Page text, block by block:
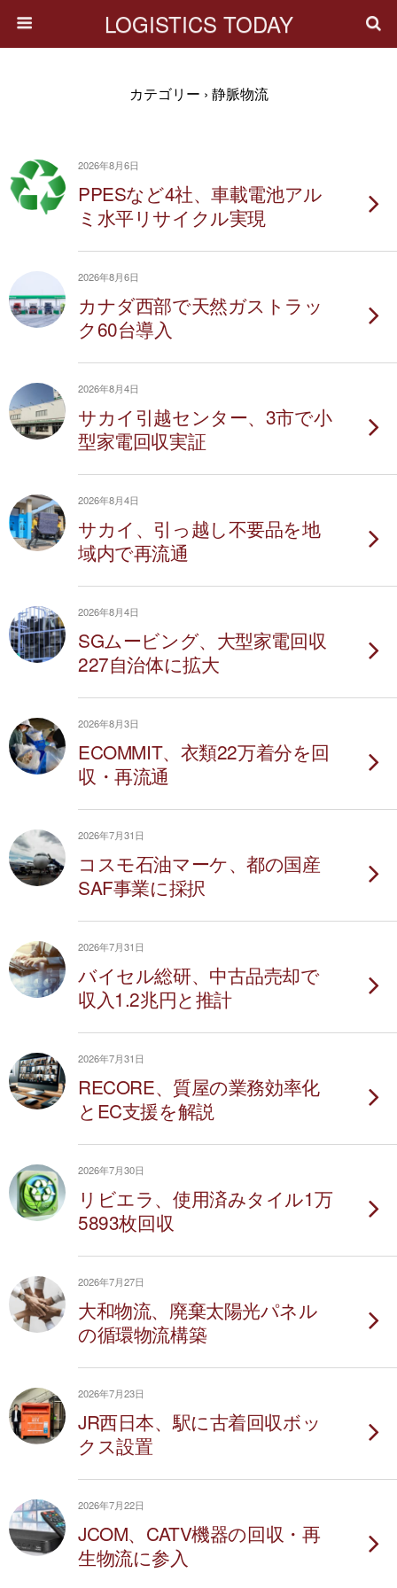
LOGISTICS TODAY
カテゴリー › 静脈物流
2026年8月6日
PPESなど4社、車載電池アル
ミ水平リサイクル実現
2026年8月6日
カナダ西部で天然ガストラッ
ク60台導入
2026年8月4日
サカイ引越センター、3市で小
型家電回収実証
2026年8月4日
サカイ、引っ越し不要品を地
域内で再流通
2026年8月4日
SGムービング、大型家電回収
227自治体に拡大
2026年8月3日
ECOMMIT、衣類22万着分を回
収・再流通
2026年7月31日
コスモ石油マーケ、都の国産
SAF事業に採択
2026年7月31日
バイセル総研、中古品売却で
収入1.2兆円と推計
2026年7月31日
RECORE、質屋の業務効率化
とEC支援を解説
2026年7月30日
リビエラ、使用済みタイル1万
5893枚回収
2026年7月27日
大和物流、廃棄太陽光パネル
の循環物流構築
2026年7月23日
JR西日本、駅に古着回収ボッ
クス設置
2026年7月22日
JCOM、CATV機器の回収・再
生物流に参入